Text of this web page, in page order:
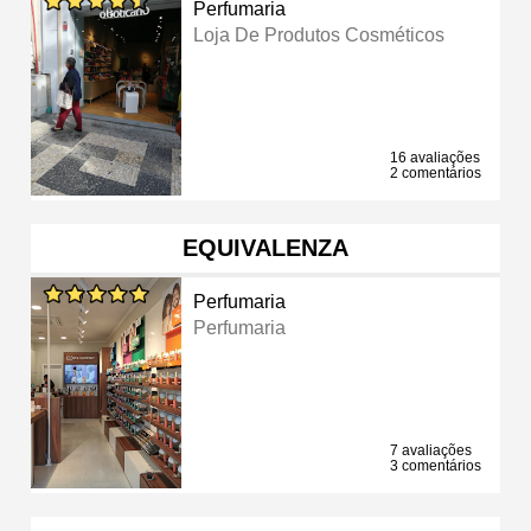
Perfumaria
Loja De Produtos Cosméticos
16 avaliações
2 comentários
EQUIVALENZA
Perfumaria
Perfumaria
7 avaliações
3 comentários